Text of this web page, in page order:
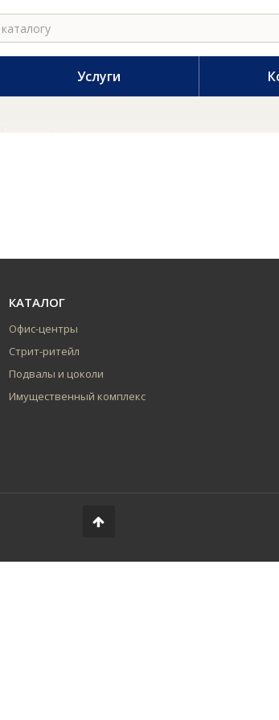
Услуги
КАТАЛОГ
Офис-центры
Стрит-ритейл
Подвалы и цоколи
Имущественный комплекс